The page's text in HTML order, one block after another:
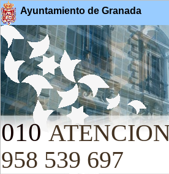
Ayuntamiento de Granada
010
958 539 697